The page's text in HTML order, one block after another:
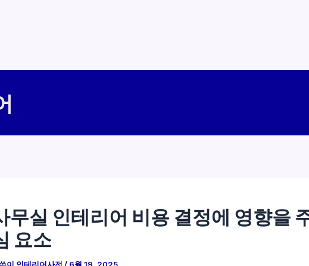
무실 인테리어 비용 결정에 영향을
요소